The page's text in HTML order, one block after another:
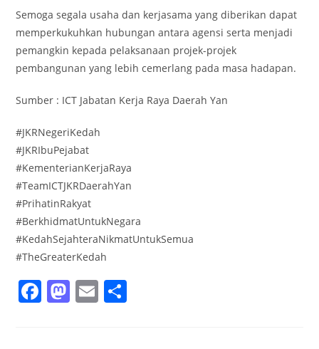
Semoga segala usaha dan kerjasama yang diberikan dapat
memperkukuhkan hubungan antara agensi serta menjadi
pemangkin kepada pelaksanaan projek-projek
pembangunan yang lebih cemerlang pada masa hadapan.
Sumber : ICT Jabatan Kerja Raya Daerah Yan
#JKRNegeriKedah
#JKRIbuPejabat
#KementerianKerjaRaya
#TeamICTJKRDaerahYan
#PrihatinRakyat
#BerkhidmatUntukNegara
#KedahSejahteraNikmatUntukSemua
#TheGreaterKedah
F M E